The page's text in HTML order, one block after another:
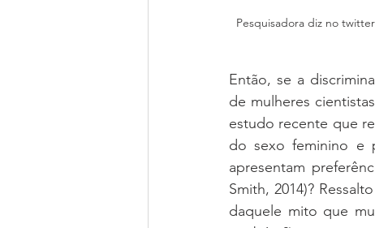
Pesquisadora diz no
Então, se a
de mulheres
estudo recente que
do sexo feminino e
apresentam
Smith, 2014)?
daquele mito que